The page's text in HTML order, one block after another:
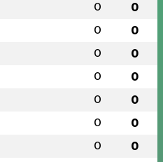
0 0
0 0
0 0
0 0
0 0
0 0
0 0